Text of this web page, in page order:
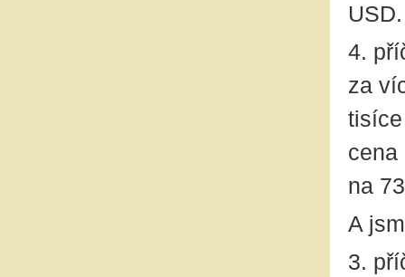
USD.
4.
za
cena
na
A
3.